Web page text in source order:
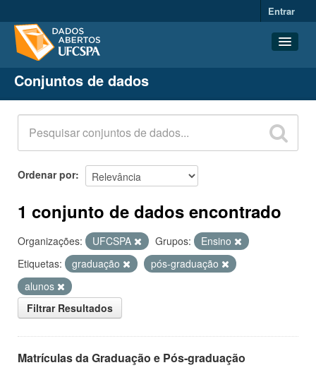
Entrar
Conjuntos de dados
Organizações
Grupos
Sobre
Conjuntos de dados
Ordenar por
1 conjunto de dados encontrado
Organizações: UFCSPA Grupos:
Ensino
Etiquetas:
graduação
pós-graduação
alunos
Filtrar Resultados
Matrículas da Graduação e Pós-graduação